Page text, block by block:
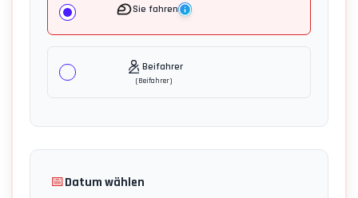
Sie fahren
Beifahrer
(Beifahrer)
📅Datum wählen